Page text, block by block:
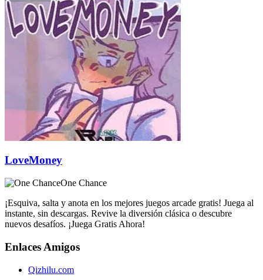
LoveMoney
One Chance
¡Esquiva, salta y anota en los mejores juegos arcade gratis! Juega al
instante, sin descargas. Revive la diversión clásica o descubre
nuevos desafíos. ¡Juega Gratis Ahora!
Enlaces Amigos
Qizhilu.com